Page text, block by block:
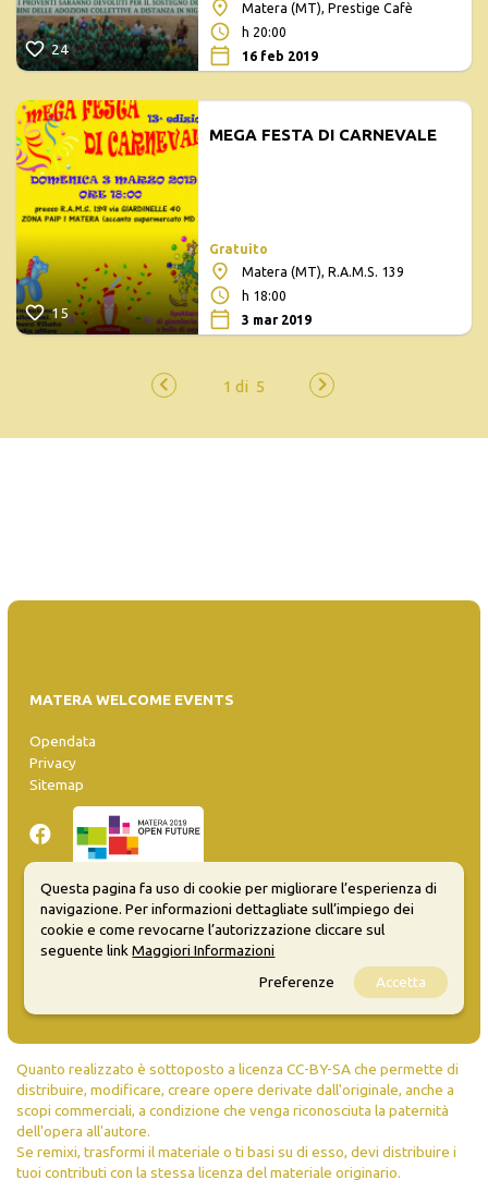
24
Matera (MT), Prestige Cafè
h 20:00
16 feb 2019
15
MEGA FESTA DI CARNEVALE
Gratuito
Matera (MT), R.A.M.S. 139
h 18:00
3 mar 2019
MATERA WELCOME EVENTS
Opendata
Privacy
Sitemap
Inserisci evento
Guida
Quanto realizzato è sottoposto a licenza CC-BY-SA che permette di
distribuire, modificare, creare opere derivate dall'originale, anche a
scopi commerciali, a condizione che venga riconosciuta la paternità
dell'opera all'autore.
Se remixi, trasformi il materiale o ti basi su di esso, devi distribuire i
tuoi contributi con la stessa licenza del materiale originario.
Questa pagina fa uso di cookie per migliorare l’esperienza di
navigazione. Per informazioni dettagliate sull’impiego dei
cookie e come revocarne l’autorizzazione cliccare sul
seguente linkMaggiori Informazioni
Preferenze
Accetta